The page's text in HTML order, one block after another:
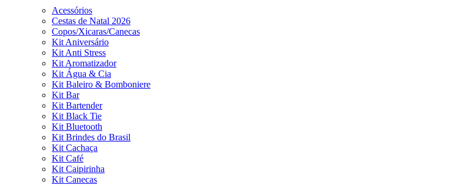
Acessórios
Cestas de Natal 2026
Copos/Xicaras/Canecas
Kit Aniversário
Kit Anti Stress
Kit Aromatizador
Kit Água & Cia
Kit Baleiro & Bomboniere
Kit Bar
Kit Bartender
Kit Black Tie
Kit Bluetooth
Kit Brindes do Brasil
Kit Cachaça
Kit Café
Kit Caipirinha
Kit Canecas